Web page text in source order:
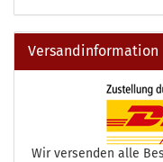
Versandinformation
Wir versenden alle